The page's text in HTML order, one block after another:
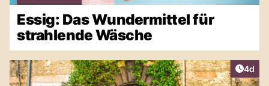
Essig: Das Wundermittel für
strahlende Wäsche
4d